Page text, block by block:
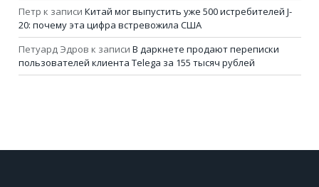
Петр к записи Китай мог выпустить уже 500 истребителей J-
20: почему эта цифра встревожила США
Петуард Эдров к записи В даркнете продают переписки
пользователей клиента Telega за 155 тысяч рублей